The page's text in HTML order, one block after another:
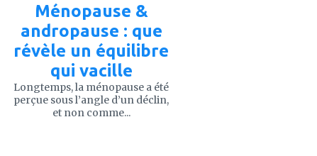
Ménopause &
andropause : que
révèle un équilibre
qui vacille
Longtemps, la ménopause a été
perçue sous l’angle d’un déclin,
et non comme...